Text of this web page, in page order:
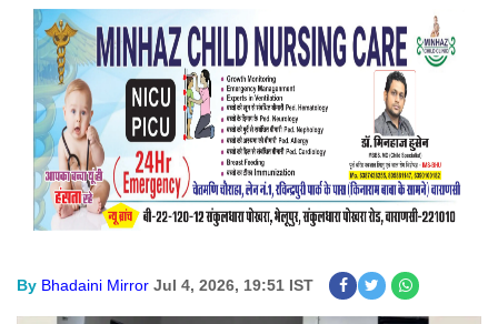
By Bhadaini Mirror Jul 4, 2026, 19:51 IST